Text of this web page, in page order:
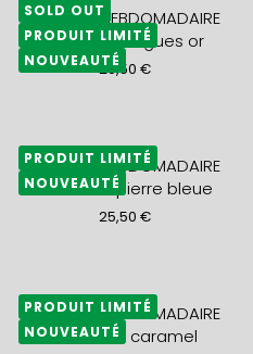
AGENDA HEBDOMADAIRE
2027 A5+ vagues or
29,50€
SOLD OUT
PRODUIT LIMITÉ
NOUVEAUTÉ
AGENDA HEBDOMADAIRE
2027 A5+ pierre bleue
25,50€
PRODUIT LIMITÉ
NOUVEAUTÉ
AGENDA HEBDOMADAIRE
2027 A5+ caramel
PRODUIT LIMITÉ
NOUVEAUTÉ